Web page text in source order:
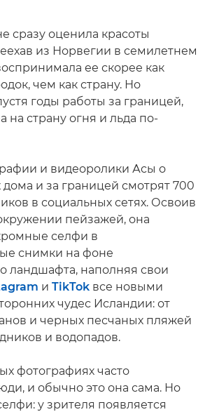
сразу оценила красоты
из Норвегии в семилетнем
ее скорее как
чем как страну. Но
годы работы за границей,
на страну огня и льда по-
и видеоролики Асы о
и за границей смотрят 700
в социальных сетях. Освоив
пейзажей, она
селфи в
снимки на фоне
ландшафта, наполняя свои
и TikTok все новыми
чудес Исландии: от
и черных песчаных пляжей
и водопадов.
фотографиях часто
и обычно это она сама. Но
у зрителя появляется